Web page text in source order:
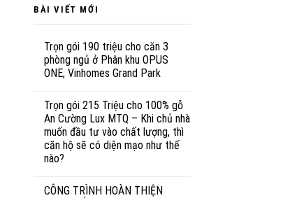
BÀI VIẾT MỚI
Trọn gói 190 triệu cho căn 3
phòng ngủ ở Phân khu OPUS
ONE, Vinhomes Grand Park
Trọn gói 215 Triệu cho 100% gỗ
An Cường Lux MTQ – Khi chủ nhà
muốn đầu tư vào chất lượng, thì
căn hộ sẽ có diện mạo như thế
nào?
CÔNG TRÌNH HOÀN THIỆN